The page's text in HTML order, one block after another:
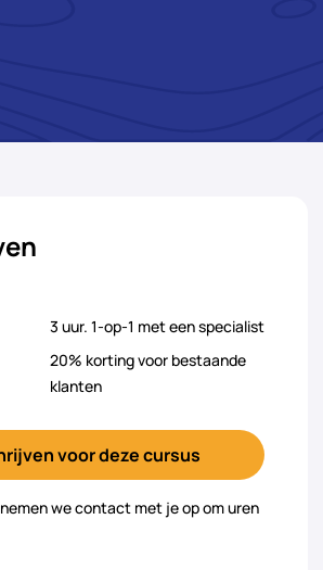
3 uur. 1-op-1 met een specialist
20% korting voor bestaande
klanten
voor deze cursus
we contact met je op om uren